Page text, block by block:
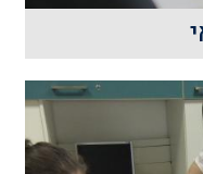
הרפואה
לחיים ארוכים
זו הוא